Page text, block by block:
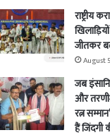
राष्ट्रीय
जीतकर
August
जब
और
रत्न
हैं जिंदगी